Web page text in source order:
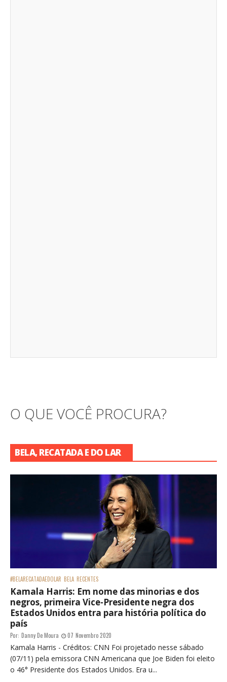
O QUE VOCÊ PROCURA?
BELA, RECATADA E DO LAR
#BELARECATADAEDOLAR BELA RECENTES
Kamala Harris: Em nome das minorias e dos
negros, primeira Vice-Presidente negra dos
Estados Unidos entra para história política do
país
Por: Danny De Moura 07 Novembro 2020
Kamala Harris - Créditos: CNN Foi projetado nesse sábado
(07/11) pela emissora CNN Americana que Joe Biden foi eleito
o 46° Presidente dos Estados Unidos. Era u...